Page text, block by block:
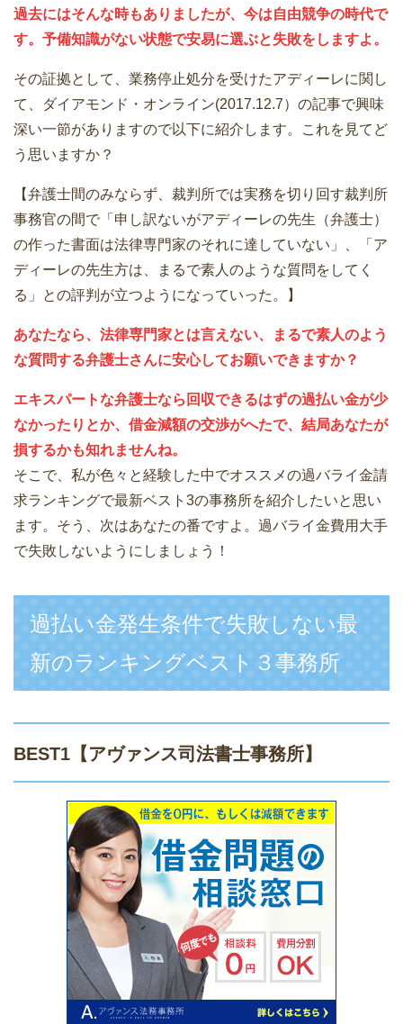
過去にはそんな時もありましたが、今は自由競争の時代で
す。予備知識がない状態で安易に選ぶと失敗をしますよ。
その証拠として、業務停止処分を受けたアディーレに関し
て、ダイアモンド・オンライン(2017.12.7）の記事で興味
深い一節がありますので以下に紹介します。これを見てど
う思いますか？
【弁護士間のみならず、裁判所では実務を切り回す裁判所
事務官の間で「申し訳ないがアディーレの先生（弁護士）
の作った書面は法律専門家のそれに達していない」、「ア
ディーレの先生方は、まるで素人のような質問をしてく
る」との評判が立つようになっていった。】
あなたなら、法律専門家とは言えない、まるで素人のよう
な質問する弁護士さんに安心してお願いできますか？
エキスパートな弁護士なら回収できるはずの過払い金が少
なかったりとか、借金減額の交渉がへたで、結局あなたが
損するかも知れませんね。
そこで、私が色々と経験した中でオススメの過バライ金請
求ランキングで最新ベスト3の事務所を紹介したいと思い
ます。そう、次はあなたの番ですよ。過バライ金費用大手
で失敗しないようにしましょう！
過払い金発生条件で失敗しない最
新のランキングベスト３事務所
BEST1 【アヴァンス司法書士事務所】